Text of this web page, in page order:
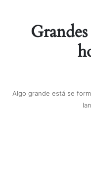
Algo grande está se